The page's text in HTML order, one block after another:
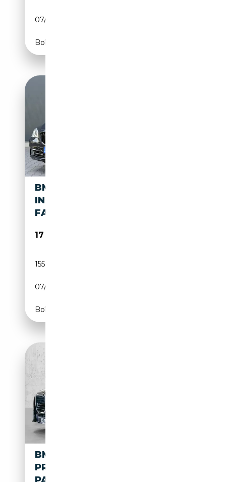
07/2022
Boîte automatique
BMW 740 7-SERIE 740I
INDIVIDUAL EDITION
FACELIFT - SCHUIFD
17 890€
155 070 km
07/2014
Boîte automatique
BMW 740 XDRIVE M SPORT
PRO LMR 22'' HUD